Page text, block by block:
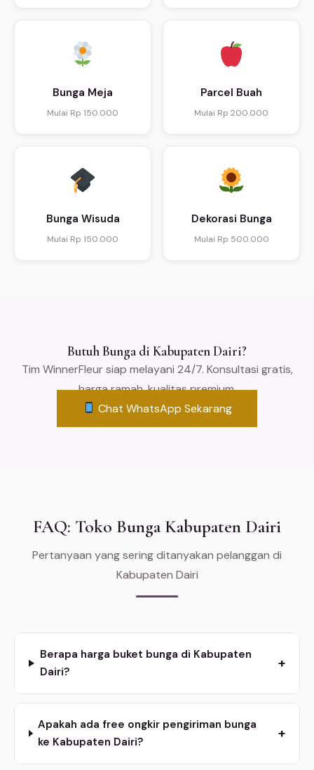
Bunga Meja
Mulai Rp 150.000
Parcel Buah
Mulai Rp 200.000
Bunga Wisuda
Mulai Rp 150.000
Dekorasi Bunga
Mulai Rp 500.000
Butuh Bunga di Kabupaten Dairi?
Tim WinnerFleur siap melayani 24/7. Konsultasi gratis,
harga ramah, kualitas premium.
Chat WhatsApp Sekarang
FAQ: Toko Bunga Kabupaten Dairi
Pertanyaan yang sering ditanyakan pelanggan di
Kabupaten Dairi
Berapa harga buket bunga di Kabupaten
Dairi?
+
Apakah ada free ongkir pengiriman bunga
ke Kabupaten Dairi?
+